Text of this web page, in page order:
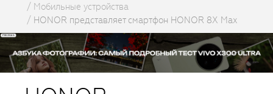
Мобильные устройства
HONOR представляет смартфон HONOR 8X Max